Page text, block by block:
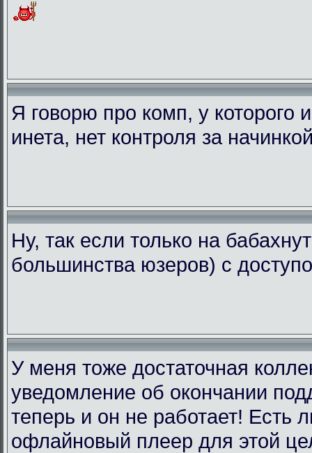
Я говорю про комп, у которого
инета, нет контроля за
Ну, так если только на
большинства юзеров) с
У меня тоже достаточная
уведомление об окончании
теперь и он не работает! Есть
офлайновый плеер для этой